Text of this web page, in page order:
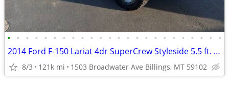
• • • • • • • • • • • • • • • • • • • • • • • •
2014 Ford F-150 Lariat 4dr SuperCrew Styleside 5.5 ft. SB Pickup Truc
8/3 121k mi 1503 Broadwater Ave Billings, MT 59102